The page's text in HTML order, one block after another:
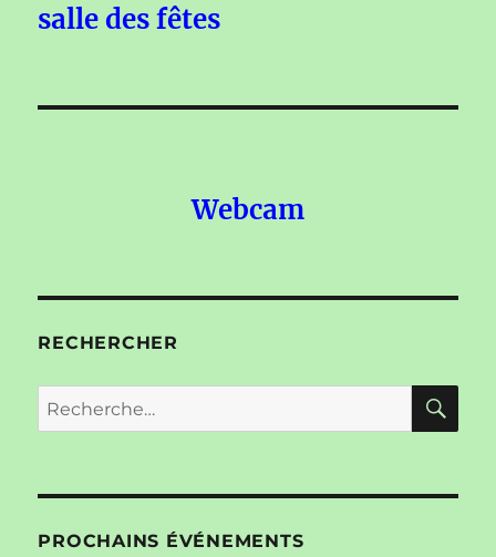
salle des fêtes
Webcam
RECHERCHER
Recherche
pour :
PROCHAINS ÉVÉNEMENTS